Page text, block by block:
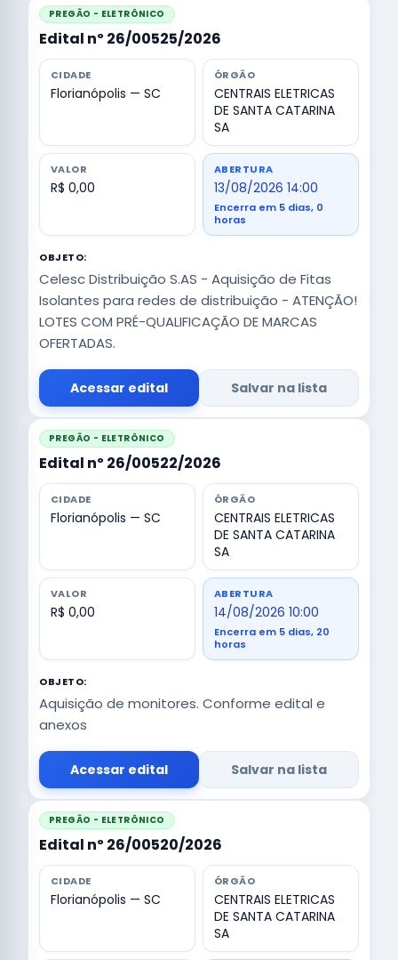
PREGÃO - ELETRÔNICO
Edital nº 26/00525/2026
CIDADE
Florianópolis — SC
ÓRGÃO
CENTRAIS ELETRICAS
DE SANTA CATARINA
SA
VALOR
R$ 0,00
ABERTURA
13/08/2026 14:00
Encerra em 5 dias, 0
horas
OBJETO:
Celesc Distribuição S.AS - Aquisição de Fitas
Isolantes para redes de distribuição - ATENÇÃO!
LOTES COM PRÉ-QUALIFICAÇÃO DE MARCAS
OFERTADAS.
Acessar edital Salvar na lista
PREGÃO - ELETRÔNICO
Edital nº 26/00522/2026
CIDADE
Florianópolis — SC
ÓRGÃO
CENTRAIS ELETRICAS
DE SANTA CATARINA
SA
VALOR
R$ 0,00
ABERTURA
14/08/2026 10:00
Encerra em 5 dias, 20
horas
OBJETO:
Aquisição de monitores. Conforme edital e
anexos
Acessar edital Salvar na lista
PREGÃO - ELETRÔNICO
Edital nº 26/00520/2026
CIDADE
Florianópolis — SC
ÓRGÃO
CENTRAIS ELETRICAS
DE SANTA CATARINA
SA